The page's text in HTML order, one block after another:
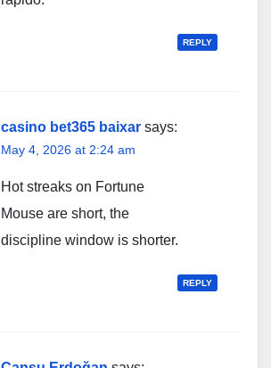
REPLY
casino bet365 baixar says:
May 4, 2026 at 2:24 am
Hot streaks on Fortune
Mouse are short, the
discipline window is shorter.
REPLY